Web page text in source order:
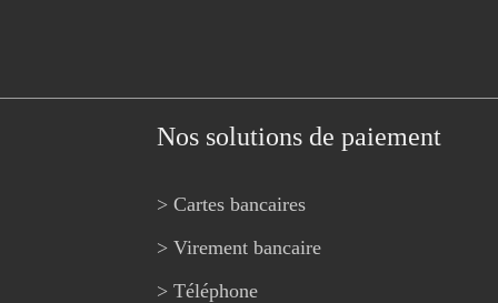
Nos solutions de paiement
> Cartes bancaires
> Virement bancaire
> Téléphone